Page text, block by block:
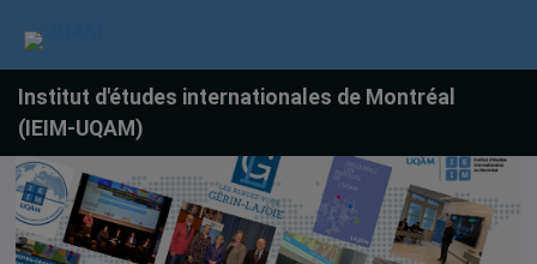
Institut d'études internationales de Montréal
(IEIM-UQAM)